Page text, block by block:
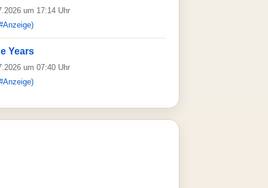
um 17:14 Uhr
Years
um 07:40 Uhr